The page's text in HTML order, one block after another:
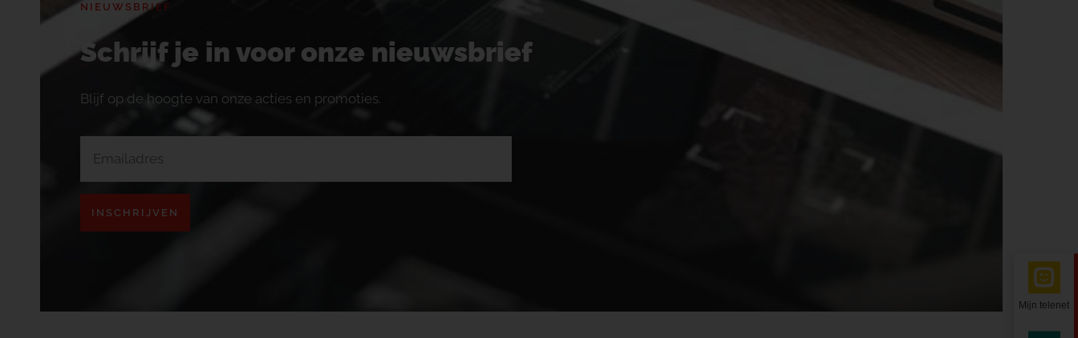
NIEUWSBRIEF
Schrijf je in voor onze nieuwsbrief
Blijf op de hoogte van onze acties en promoties.
INSCHRIJVEN
Mijn telenet